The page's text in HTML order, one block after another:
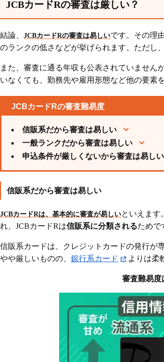
JCBカードRの審査は厳しい？
結論、 JCBカードRの審査は易しいです。その理
のランクの低さなどが挙げられます。ただし
また、審査に通る年収も公表されていません
いなくても、勤務先や雇用形態など他の要素
JCBカードRの審査難易度
信販系だから審査は易しい
一般ランクだから審査は易しい
申込条件が厳しくないから審査は易しい
信販系だから審査は易しい
JCBカードRは、基本的に審査が易しいといえます
れ、JCBカードRは信販系に分類されるためで
信販系カードは、クレジットカードの発行が
やや厳しいものの、 銀行系カード よりは柔
審査難易度